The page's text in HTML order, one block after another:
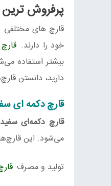
پرفروش
قارچ های مختلفی
خود را دارند.
بیشتر استفاده
دارید، دانستن
قارچ دکمه ای
قارچ دکمه‌ای سفید
می‌شود. این
تولید و مصرف